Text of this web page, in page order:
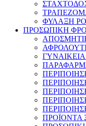
ΦΥΛΑΞΗ
ΠΡΟΣΩΠΙΚΗ
ΠΡΟΪΟΝΤΑ